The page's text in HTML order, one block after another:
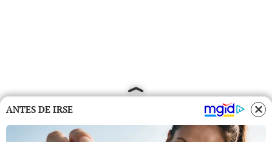
ANTES DE IRSE